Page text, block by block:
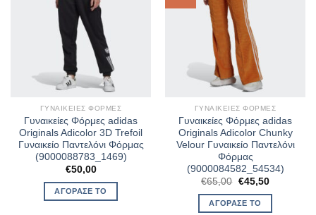
ΓΥΝΑΙΚΕΊΕΣ ΦΌΡΜΕΣ
Γυναικείες Φόρμες adidas
Originals Adicolor 3D Trefoil
Γυναικείο Παντελόνι Φόρμας
(9000088783_1469)
€50,00
ΑΓΌΡΑΣΈ ΤΟ
ΓΥΝΑΙΚΕΊΕΣ ΦΌΡΜΕΣ
Γυναικείες Φόρμες adidas
Originals Adicolor Chunky
Velour Γυναικείο Παντελόνι
Φόρμας
(9000084582_54534)
€65,00 Original
was:
€65,00.
€45,50Η
ΑΓΌΡΑΣΈ ΤΟ